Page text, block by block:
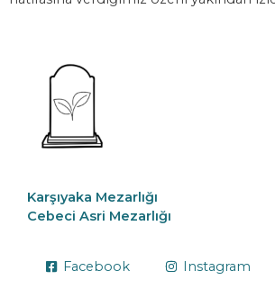
Karşıyaka Mezarlığı
Cebeci Asri Mezarlığı
Facebook Instagram